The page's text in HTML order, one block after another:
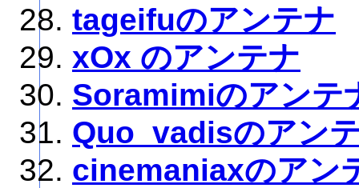
tageifuのアンテナ
xOx のアンテナ
Soramimiのアンテ
Quo_vadisのアン
cinemaniaxのアン